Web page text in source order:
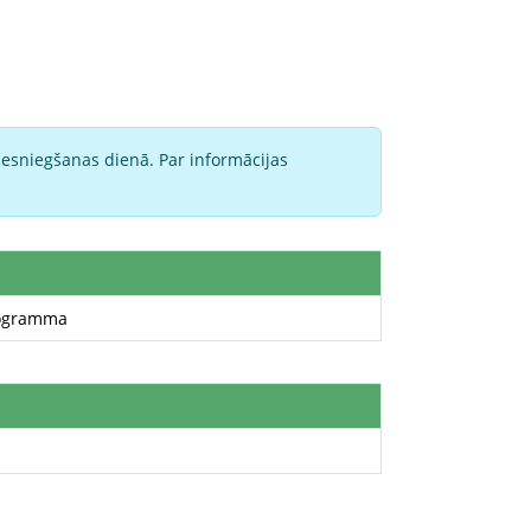
dienā. Par informācijas